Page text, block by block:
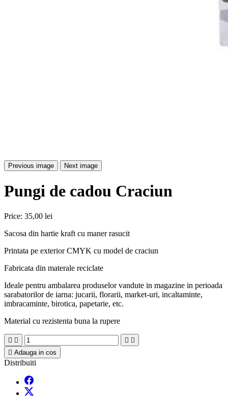
Previous image Next image
Pungi de cadou Craciun
Price: 35,00 lei
Sacosa din hartie kraft cu maner rasucit
Printata pe exterior CMYK cu model de craciun
Fabricata din materale reciclate
Ideale pentru ambalarea produselor vandute in magazine in perioada
sarabatorilor de iarna: jucarii, florarii, market-uri, incaltaminte,
imbracaminte, birotica, papetarie, etc.
Material cu rezistenta buna la rupere
   
 Adauga in cos
Distribuiti